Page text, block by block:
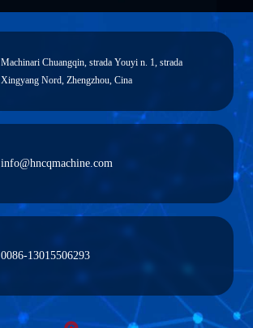
Machinari Chuangqin, strada Youyi n. 1, strada
Xingyang Nord, Zhengzhou, Cina
info@hncqmachine.com
0086-13015506293